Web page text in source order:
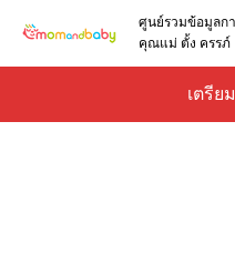
ศูนย์รวมข้อมูลก
คุณแม่ ตั้ง ครรภ์
เตรีย